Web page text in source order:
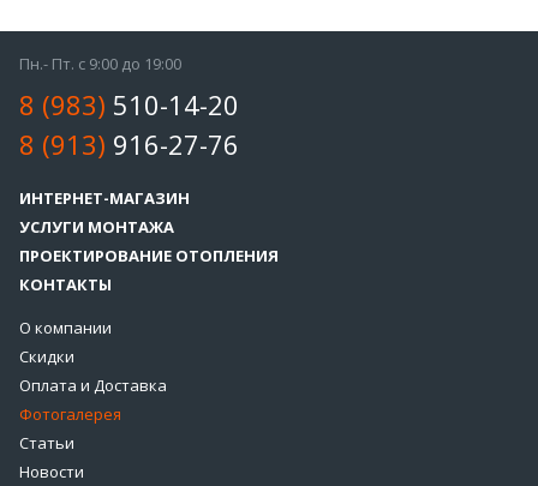
Пн.- Пт. с 9:00 до 19:00
8 (983) 510-14-20
8 (913) 916-27-76
ИНТЕРНЕТ-МАГАЗИН
УСЛУГИ МОНТАЖА
ПРОЕКТИРОВАНИЕ ОТОПЛЕНИЯ
КОНТАКТЫ
О компании
Скидки
Оплата и Доставка
Фотогалерея
Статьи
Новости